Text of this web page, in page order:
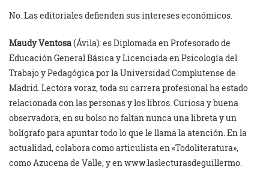
No. Las editoriales defienden sus intereses económicos.
Maudy Ventosa(Ávila): es Diplomada en Profesorado de
Educación General Básica y Licenciada en Psicología del
Trabajo y Pedagógica por la Universidad Complutense de
Madrid. Lectora voraz, toda su carrera profesional ha estado
relacionada con las personas y los libros. Curiosa y buena
observadora, en su bolso no faltan nunca una libreta y un
bolígrafo para apuntar todo lo que le llama la atención. En la
actualidad, colabora como articulista en «Todoliteratura»,
como Azucena de Valle, y en www.laslecturasdeguillermo.